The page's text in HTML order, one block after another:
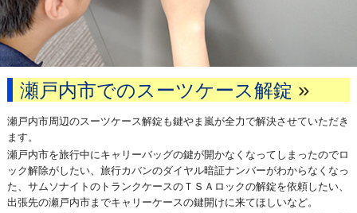
瀬戸内市でのスーツケース解錠 »
瀬戸内市周辺のスーツケース解錠も鍵やま嵐が全力で解決させていただき
ます。
瀬戸内市を旅行中にキャリーバッグの鍵が開かなくなってしまったのでロ
ック解除がしたい、旅行カバンのダイヤル暗証ナンバーがわからなくなっ
た、サムソナイトのトランクケースのＴＳＡロックの解錠を依頼したい、
出張先の瀬戸内市までキャリーケースの鍵開けに来てほしいなど。